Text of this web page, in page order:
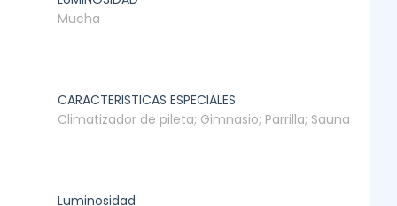
Mucha
CARACTERISTICAS ESPECIALES
Climatizador de pileta; Gimnasio; Parrilla; Sauna
Luminosidad